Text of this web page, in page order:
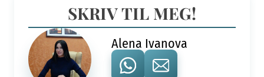
SKRIV TIL MEG!
Alena Ivanova